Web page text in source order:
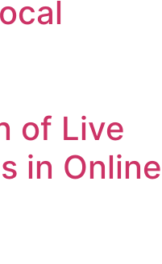
of Live
in Online